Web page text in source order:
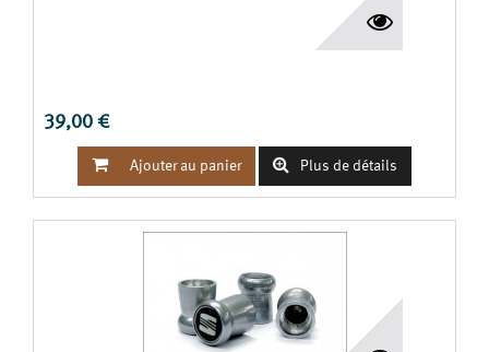
39,00 €
 Ajouter au panier  Plus de détails